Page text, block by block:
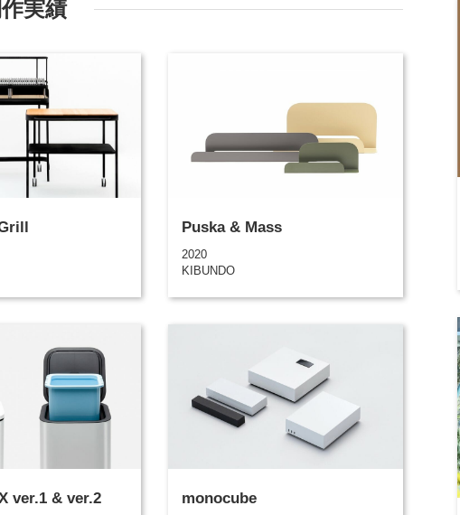
実績
Puska & Mass
2020
KIBUNDO
ver.1 & ver.2 monocube